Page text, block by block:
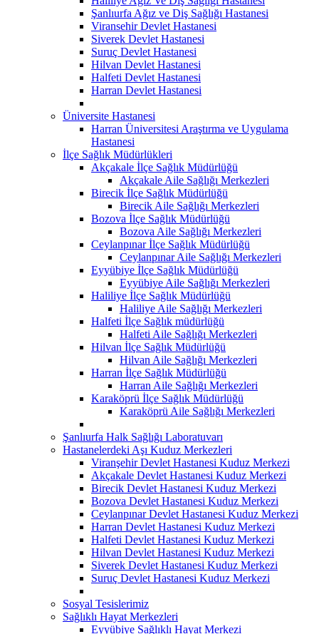
Şanlıurfa Ağız ve Diş Sağlığı Hastanesi
Viransehir Devlet Hastanesi
Siverek Devlet Hastanesi
Suruç Devlet Hastanesi
Hilvan Devlet Hastanesi
Halfeti Devlet Hastanesi
Harran Devlet Hastanesi
Üniversite Hastanesi
Harran Üniversitesi Araştırma ve Uygulama
Hastanesi
İlçe Sağlık Müdürlükleri
Akçakale İlçe Sağlık Müdürlüğü
Akçakale Aile Sağlığı Merkezleri
Birecik İlçe Sağlık Müdürlüğü
Birecik Aile Sağlığı Merkezleri
Bozova İlçe Sağlık Müdürlüğü
Bozova Aile Sağlığı Merkezleri
Ceylanpınar İlçe Sağlık Müdürlüğü
Ceylanpınar Aile Sağlığı Merkezleri
Eyyübiye İlçe Sağlık Müdürlüğü
Eyyübiye Aile Sağlığı Merkezleri
Haliliye İlçe Sağlık Müdürlüğü
Haliliye Aile Sağlığı Merkezleri
Halfeti İlçe Sağlık müdürlüğü
Halfeti Aile Sağlığı Merkezleri
Hilvan İlçe Sağlık Müdürlüğü
Hilvan Aile Sağlığı Merkezleri
Harran İlçe Sağlık Müdürlüğü
Harran Aile Sağlığı Merkezleri
Karaköprü İlçe Sağlık Müdürlüğü
Karaköprü Aile Sağlığı Merkezleri
Şanlıurfa Halk Sağlığı Laboratuvarı
Hastanelerdeki Aşı Kuduz Merkezleri
Viranşehir Devlet Hastanesi Kuduz Merkezi
Akçakale Devlet Hastanesi Kuduz Merkezi
Birecik Devlet Hastanesi Kuduz Merkezi
Bozova Devlet Hastanesi Kuduz Merkezi
Ceylanpınar Devlet Hastanesi Kuduz Merkezi
Harran Devlet Hastanesi Kuduz Merkezi
Halfeti Devlet Hastanesi Kuduz Merkezi
Hilvan Devlet Hastanesi Kuduz Merkezi
Siverek Devlet Hastanesi Kuduz Merkezi
Suruç Devlet Hastanesi Kuduz Merkezi
Sosyal Tesislerimiz
Sağlıklı Hayat Merkezleri
Eyyübiye Sağlıklı Hayat Merkezi